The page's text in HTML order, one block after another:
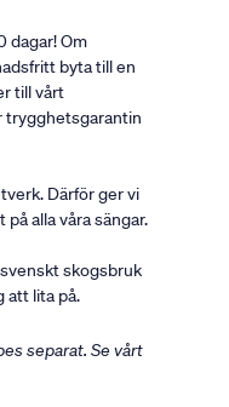
dagar! Om
byta till en
till vårt
trygghetsgarantin
Därför ger vi
alla våra sängar.
skogsbruk
att lita på.
separat. Se vårt